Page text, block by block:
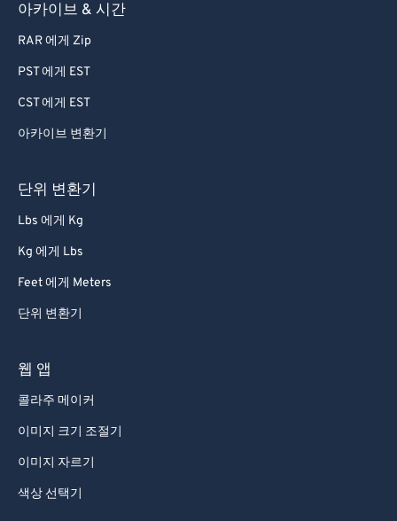
아카이브 & 시간
RAR 에게 Zip
PST 에게 EST
CST 에게 EST
아카이브 변환기
단위 변환기
Lbs 에게 Kg
Kg 에게 Lbs
Feet 에게 Meters
단위 변환기
웹 앱
콜라주 메이커
이미지 크기 조절기
이미지 자르기
색상 선택기